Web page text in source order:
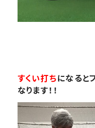
すくい打ちになると
なります！！